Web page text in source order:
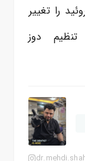
را تغییر
دوز